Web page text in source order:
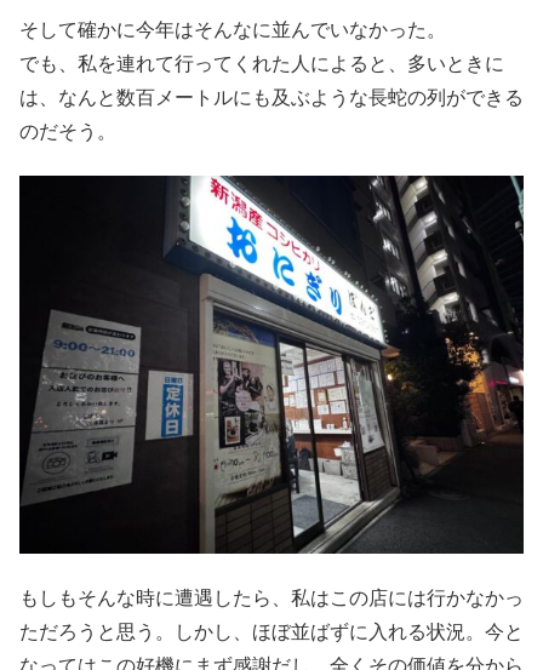
そして確かに今年はそんなに並んでいなかった。
でも、私を連れて行ってくれた人によると、多いときに
は、なんと数百メートルにも及ぶような長蛇の列ができる
のだそう。
もしもそんな時に遭遇したら、私はこの店には行かなかっ
ただろうと思う。しかし、ほぼ並ばずに入れる状況。今と
なってはこの好機にまず感謝だし、全くその価値を分から